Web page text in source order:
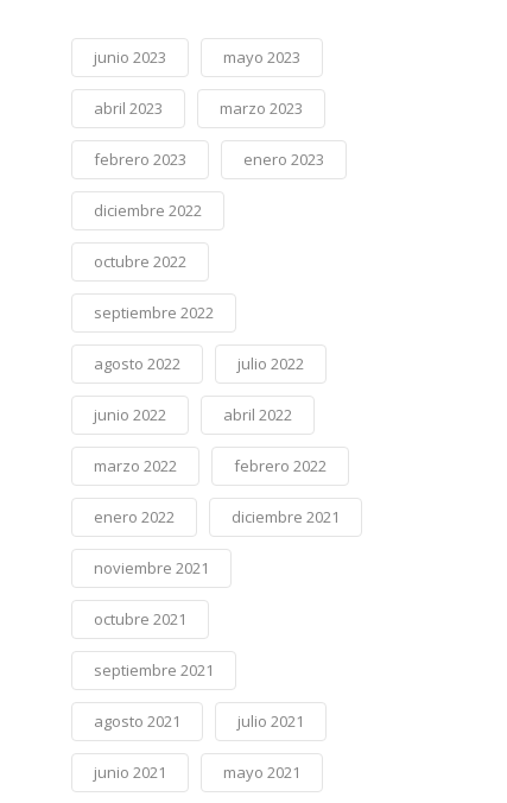
junio 2023 mayo 2023
abril 2023 marzo 2023
febrero 2023 enero 2023
diciembre 2022
octubre 2022
septiembre 2022
agosto 2022 julio 2022
junio 2022 abril 2022
marzo 2022 febrero 2022
enero 2022 diciembre 2021
noviembre 2021
octubre 2021
septiembre 2021
agosto 2021 julio 2021
junio 2021 mayo 2021